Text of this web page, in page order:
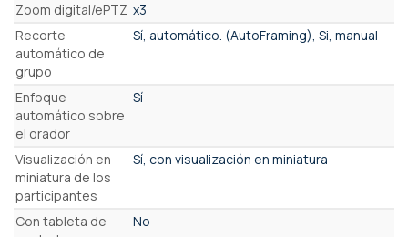
Zoom digital/ePTZ x3
Recorte
automático de
grupo
Sí, automático. (AutoFraming), Si, manual
Enfoque
automático sobre
el orador
Sí
Visualización en
miniatura de los
participantes
Sí, con visualización en miniatura
Con tableta de
No